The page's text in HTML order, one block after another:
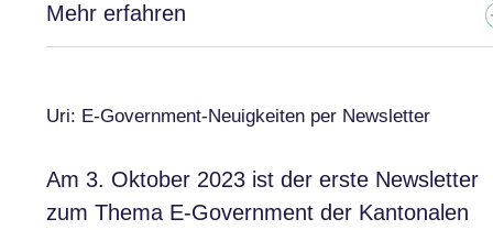
Mehr erfahren
Uri: E-Government-Neuigkeiten per Newsletter
Am 3. Oktober 2023 ist der erste Newsletter
zum Thema E-Government der Kantonalen